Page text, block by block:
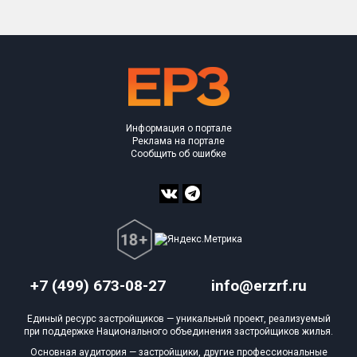
+7 (499) 673-08-27 info@erzrf.ru
Информация о портале
Реклама на портале
Сообщить об ошибке
Единый ресурс застройщиков — уникальный проект, реализуемый
при поддержке Национального объединения застройщиков жилья.
Основная аудитория — застройщики, другие профессиональные